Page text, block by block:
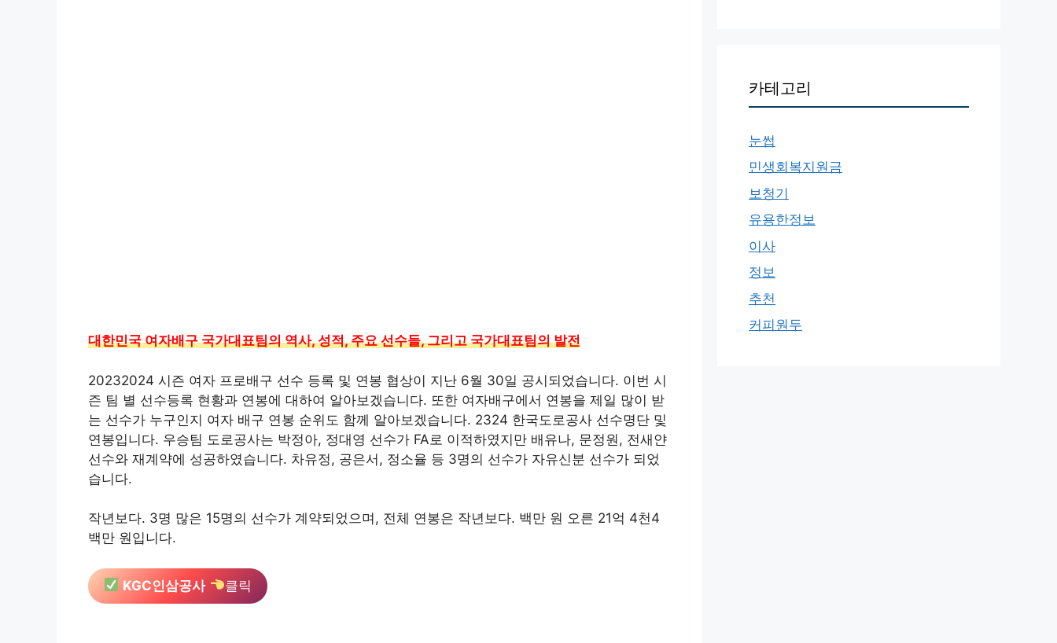
대한민국 여자배구 국가대표팀의 역사, 성적, 주요 선수들, 그리고 국가대표팀의 발전
20232024 시즌 여자 프로배구 선수 등록 및 연봉 협상이 지난 6월 30일 공시되었습니다. 이번 시
즌 팀 별 선수등록 현황과 연봉에 대하여 알아보겠습니다. 또한 여자배구에서 연봉을 제일 많이 받
는 선수가 누구인지 여자 배구 연봉 순위도 함께 알아보겠습니다. 2324 한국도로공사 선수명단 및
연봉입니다. 우승팀 도로공사는 박정아, 정대영 선수가 FA로 이적하였지만 배유나, 문정원, 전새얀
선수와 재계약에 성공하였습니다. 차유정, 공은서, 정소율 등 3명의 선수가 자유신분 선수가 되었
습니다.
작년보다. 3명 많은 15명의 선수가 계약되었으며, 전체 연봉은 작년보다. 백만 원 오른 21억 4천4
백만 원입니다.
KGC인삼공사 클릭
카테고리
눈썹
민생회복지원금
보청기
유용한정보
이사
정보
추천
커피원두